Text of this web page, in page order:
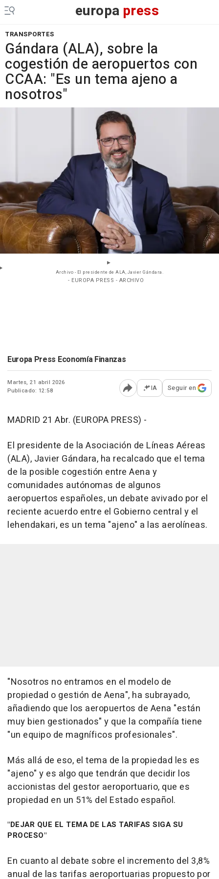
europa press
TRANSPORTES
Gándara (ALA), sobre la
cogestión de aeropuertos con
CCAA: "Es un tema ajeno a
nosotros"
Archivo - El presidente de ALA, Javier Gándara.
- EUROPA PRESS - ARCHIVO
Europa Press Economía Finanzas
Martes, 21 abril 2026
Publicado: 12:58
Abrir opciones para
IA Seguir en
MADRID 21 Abr. (EUROPA PRESS) -
El presidente de la Asociación de Líneas Aéreas
(ALA), Javier Gándara, ha recalcado que el tema
de la posible cogestión entre Aena y
comunidades autónomas de algunos
aeropuertos españoles, un debate avivado por el
reciente acuerdo entre el Gobierno central y el
lehendakari, es un tema "ajeno" a las aerolíneas.
"Nosotros no entramos en el modelo de
propiedad o gestión de Aena", ha subrayado,
añadiendo que los aeropuertos de Aena "están
muy bien gestionados" y que la compañía tiene
"un equipo de magníficos profesionales".
Más allá de eso, el tema de la propiedad les es
"ajeno" y es algo que tendrán que decidir los
accionistas del gestor aeroportuario, que es
propiedad en un 51% del Estado español.
"DEJAR QUE EL TEMA DE LAS TARIFAS SIGA SU
PROCESO"
En cuanto al debate sobre el incremento del 3,8%
anual de las tarifas aeroportuarias propuesto por